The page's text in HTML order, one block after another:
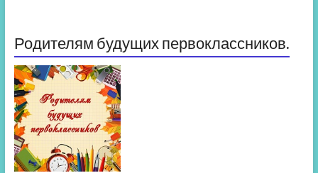
Родителям будущих первоклассников.